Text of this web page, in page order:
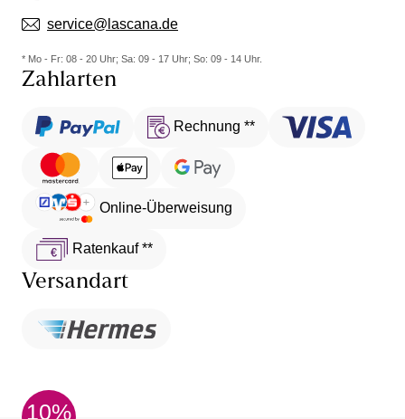
service@lascana.de
* Mo - Fr: 08 - 20 Uhr; Sa: 09 - 17 Uhr; So: 09 - 14 Uhr.
Zahlarten
Rechnung **
Online-Überweisung
Ratenkauf **
Versandart
10%